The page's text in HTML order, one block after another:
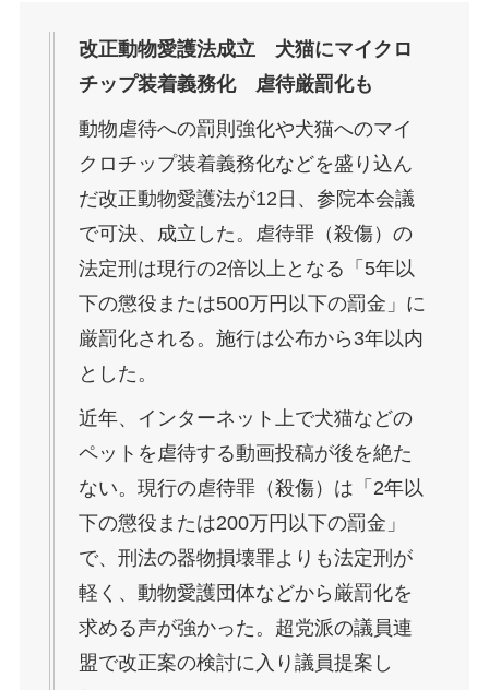
改正動物愛護法成立 犬猫にマイクロ
チップ装着義務化 虐待厳罰化も
動物虐待への罰則強化や犬猫へのマイ
クロチップ装着義務化などを盛り込ん
だ改正動物愛護法が12日、参院本会議
で可決、成立した。虐待罪（殺傷）の
法定刑は現行の2倍以上となる「5年以
下の懲役または500万円以下の罰金」に
厳罰化される。施行は公布から3年以内
とした。
近年、インターネット上で犬猫などの
ペットを虐待する動画投稿が後を絶た
ない。現行の虐待罪（殺傷）は「2年以
下の懲役または200万円以下の罰金」
で、刑法の器物損壊罪よりも法定刑が
軽く、動物愛護団体などから厳罰化を
求める声が強かった。超党派の議員連
盟で改正案の検討に入り議員提案し